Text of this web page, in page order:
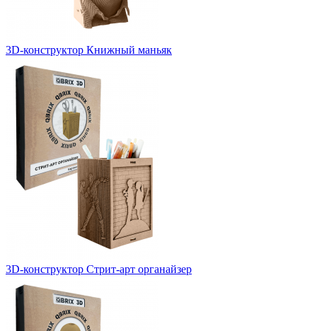
3D-конструктор Книжный маньяк
3D-конструктор Стрит-арт органайзер